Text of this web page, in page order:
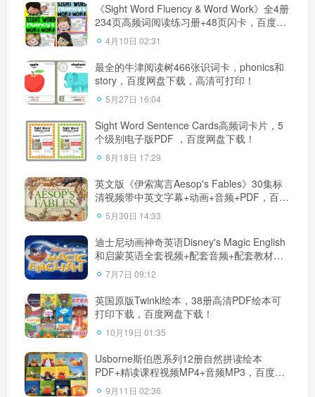
《Sight Word Fluency & Word Work》全4册
234页高频词阅读练习册+48页闪卡，百度网
盘下载！
4月10日 02:31
最全的牛津阅读树466张识词卡，phonics和
story，百度网盘下载，高清可打印！
5月27日 16:04
Sight Word Sentence Cards高频词卡片，5
个级别电子版PDF ，百度网盘下载！
8月18日 17:29
英文版《伊索寓言Aesop's Fables》30集标
清视频带中英文字幕+动画+音频+PDF，百度
网盘下载！
5月30日 14:33
迪士尼动画神奇英语Disney's Magic English
和启蒙英语全套视频+配套音频+配套教材，
百度网盘下载！
7月7日 09:12
英国原版Twinkl绘本，38册高清PDF绘本可
打印下载，百度网盘下载！
10月19日 01:35
Usborne斯伯恩系列12册自然拼读绘本
PDF+精读课程视频MP4+音频MP3，百度网
盘下载！
9月11日 02:36